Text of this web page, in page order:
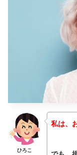
ひろこ
私は、